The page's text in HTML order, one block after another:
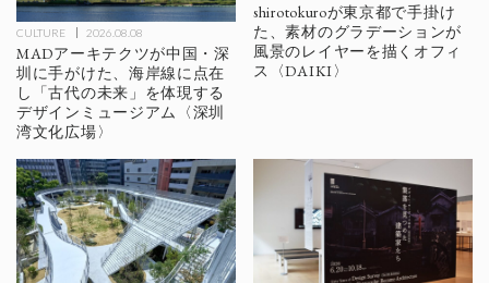
CULTURE 2026.08.08
MADアーキテクツが中国・深
圳に手がけた、海岸線に点在
し「古代の未来」を体現する
デザインミュージアム〈深圳
湾文化広場〉
shirotokuroが東京都で手掛け
た、素材のグラデーションが
風景のレイヤーを描くオフィ
ス〈DAIKI〉